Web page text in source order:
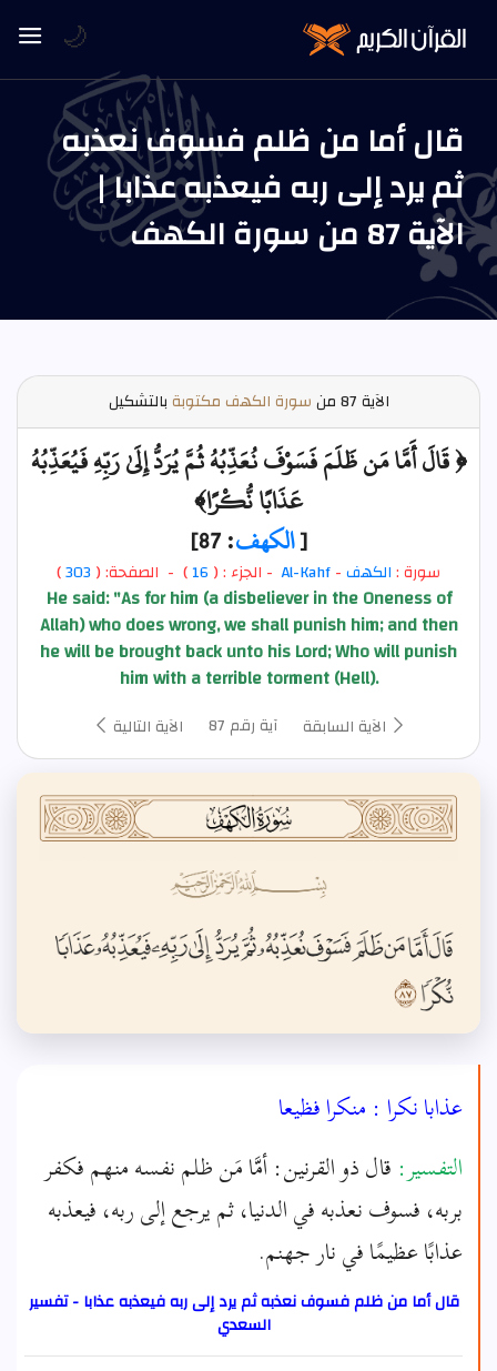
قال أما من ظلم فسوف نعذبه
ثم يرد إلى ربه فيعذبه عذابا |
الآية 87 من سورة الكهف
الآية سورة الكهف مكتوبةبالتشكيل
﴿ قَالَ أَمَّا مَن ظَلَمَ فَسَوْفَ نُعَذِّبُهُ ثُمَّ يُرَدُّ إِلَىٰ رَبِّهِ فَيُعَذِّبُهُ
عَذَابًا نُّكْرًا﴾
[الكهف: 87]
سورة :الكهف-
Al-Kahf - الجزء : (16) - الصفحة: (303
)
He said: "As for him (a disbeliever in the Oneness of
Allah) who does wrong, we shall punish him; and then
he will be brought back unto his Lord; Who will punish
him with a terrible torment (Hell).
الآية السابقة آية رقم 87 الآية التالية
عذابا نكرا : منكرا فظيعا
التفسير: قال ذو القرنين: أمَّا مَن ظلم نفسه منهم فكفر
بربه، فسوف نعذبه في الدنيا، ثم يرجع إلى ربه، فيعذبه
عذابًا عظيمًا في نار جهنم.
قال أما من ظلم فسوف نعذبه ثم يرد إلى ربه فيعذبه عذابا - تفسير
السعدي
🌙